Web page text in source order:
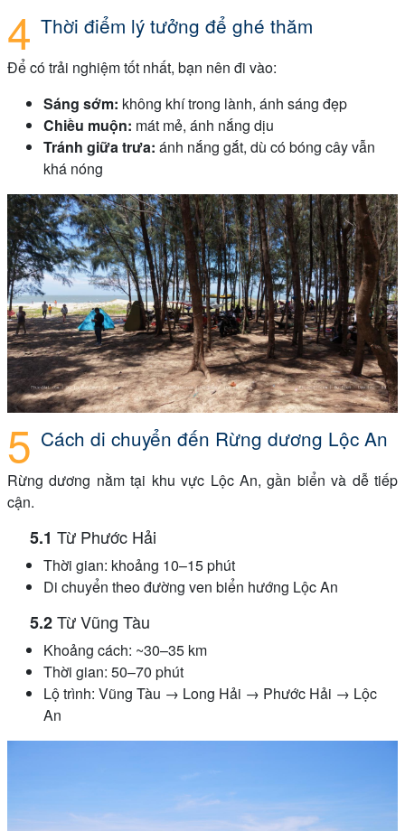
Thời điểm lý tưởng để ghé thăm
Để có trải nghiệm tốt nhất, bạn nên đi vào:
Sáng sớm: không khí trong lành, ánh sáng đẹp
Chiều muộn: mát mẻ, ánh nắng dịu
Tránh giữa trưa: ánh nắng gắt, dù có bóng cây vẫn
khá nóng
Cách di chuyển đến Rừng dương Lộc An
Rừng dương nằm tại khu vực Lộc An, gần biển và dễ tiếp
cận.
Từ Phước Hải
Thời gian: khoảng 10–15 phút
Di chuyển theo đường ven biển hướng Lộc An
Từ Vũng Tàu
Khoảng cách: ~30–35 km
Thời gian: 50–70 phút
Lộ trình: Vũng Tàu → Long Hải → Phước Hải → Lộc
An